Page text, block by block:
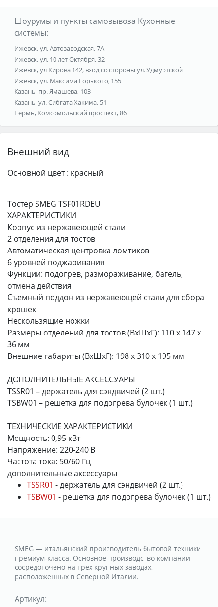
Шоурумы и пункты самовывоза Кухонные
системы:
Ижевск, ул. Автозаводская, 7А
Ижевск, ул. 10 лет Октября, 32
Ижевск, ул Кирова 142, вход со стороны ул. Удмуртской
Ижевск, ул. Максима Горького, 155
Казань, пр. Ямашева, 103
Казань, ул. Сибгата Хакима, 51
Пермь, Комсомольский проспект, 86
Внешний вид
Основной цвет : красный
Тостер SMEG TSF01RDEU
ХАРАКТЕРИСТИКИ
Корпус из нержавеющей стали
2 отделения для тостов
Автоматическая центровка ломтиков
6 уровней поджаривания
Функции: подогрев, размораживание, багель,
отмена действия
Съемный поддон из нержавеющей стали для сбора
крошек
Нескользящие ножки
Размеры отделений для тостов (ВхШхГ): 110 х 147 х
36 мм
Внешние габариты (ВхШхГ): 198 х 310 х 195 мм
ДОПОЛНИТЕЛЬНЫЕ АКСЕССУАРЫ
TSSR01 – держатель для сэндвичей (2 шт.)
TSBW01 – решетка для подогрева булочек (1 шт.)
ТЕХНИЧЕСКИЕ ХАРАКТЕРИСТИКИ
Мощность: 0,95 кВт
Напряжение: 220-240 В
Частота тока: 50/60 Гц
дополнительные аксессуары
TSSR01 - держатель для сэндвичей (2 шт.)
TSBW01 - решетка для подогрева булочек (1 шт.)
SMEG — итальянский производитель бытовой техники
премиум-класса. Основное производство компании
сосредоточено на трех крупных заводах,
расположенных в Северной Италии.
Артикул: